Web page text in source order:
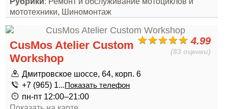
мототехники, Шиномонтаж
4.99
(83 оценки)
CusMos Atelier Custom
Workshop
Дмитровское шоссе, 64, корп. 6
+7 (965) 1...Показать телефон
пн-пт 12:00–21:00